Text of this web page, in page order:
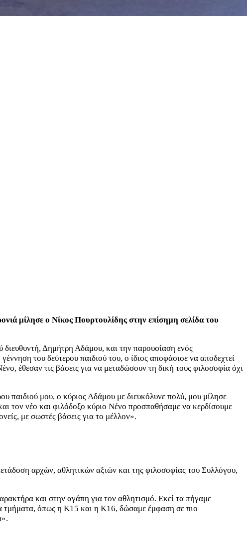
μίλησε ο Νίκος Πουρτουλίδης στην επίσημη σελίδα του
Δημήτρη Αδάμου, και την παρουσίαση ενός
του δεύτερου παιδιού του, ο ίδιος αποφάσισε να αποδεχτεί
έθεσαν τις βάσεις για να μεταδώσουν τη δική τους φιλοσοφία όχι
παιδιού μου, ο κύριος Αδάμου με διευκόλυνε πολύ, μου μίλησε
τον νέο και φιλόδοξο κύριο Νένο προσπαθήσαμε να κερδίσουμε
με σωστές βάσεις για το μέλλον».
αρχών, αθλητικών αξιών και της φιλοσοφίας του Συλλόγου,
και στην αγάπη για τον αθλητισμό. Εκεί τα πήγαμε
τμήματα, όπως η Κ15 και η Κ16, δώσαμε έμφαση σε πιο